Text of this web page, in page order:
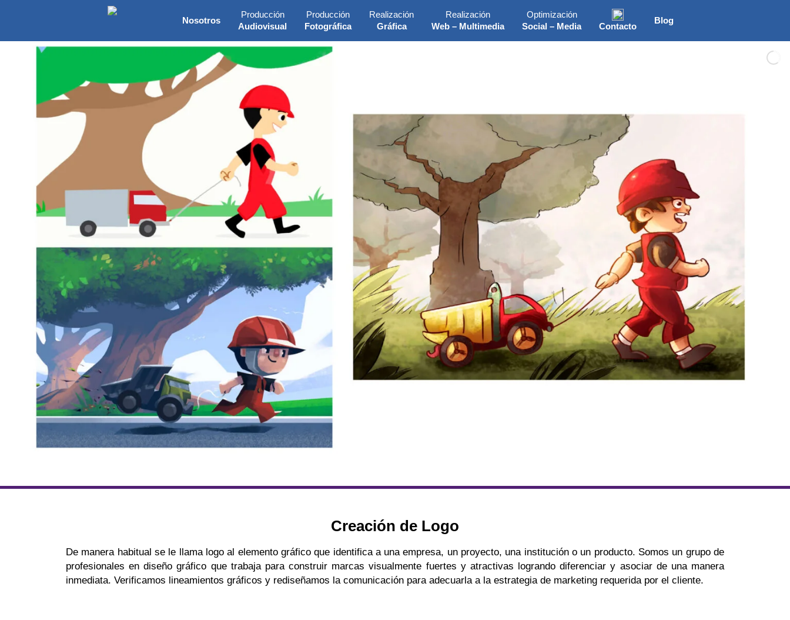
Nosotros
Producción
Audiovisual
Producción
Fotográfica
Realización
Gráfica
Realización
Web – Multimedia
Optimización
Social – Media
Contacto
Blog
Creación de Logo
De manera habitual se le llama logo al elemento gráfico que identifica a una empresa, un proyecto, una institución o un producto. Somos un grupo de
profesionales en diseño gráfico que trabaja para construir marcas visualmente fuertes y atractivas logrando diferenciar y asociar de una manera
inmediata. Verificamos lineamientos gráficos y rediseñamos la comunicación para adecuarla a la estrategia de marketing requerida por el cliente.